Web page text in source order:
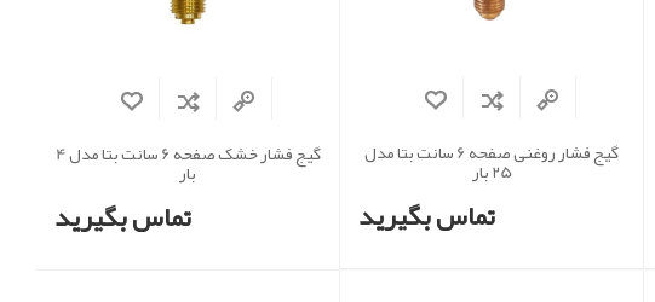
گیج فشار روغنی صفحه 6 سانت بتا مدل
25 بار
تماس بگیرید
گیج فشار خشک صفحه 6 سانت بتا مدل 4
بار
تماس بگیرید